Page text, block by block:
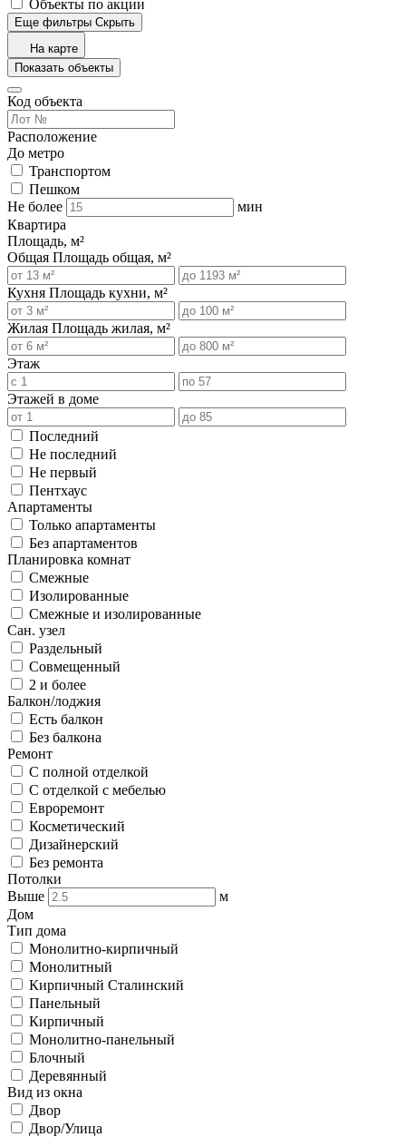
Объекты по акции
Еще фильтры Скрыть
На карте
Показать объекты
Код объекта
Расположение
До метро
Транспортом
Пешком
Не более
мин
Квартира
Площадь, м²
Общая Площадь общая, м²
Кухня Площадь кухни, м²
Жилая Площадь жилая, м²
Этаж
Этажей в доме
Последний
Не последний
Не первый
Пентхаус
Апартаменты
Только апартаменты
Без апартаментов
Планировка комнат
Смежные
Изолированные
Смежные и изолированные
Сан. узел
Раздельный
Совмещенный
2 и более
Балкон/лоджия
Есть балкон
Без балкона
Ремонт
С полной отделкой
С отделкой с мебелью
Евроремонт
Косметический
Дизайнерский
Без ремонта
Потолки
Выше
м
Дом
Тип дома
Монолитно-кирпичный
Монолитный
Кирпичный Сталинский
Панельный
Кирпичный
Монолитно-панельный
Блочный
Деревянный
Вид из окна
Двор
Двор/Улица